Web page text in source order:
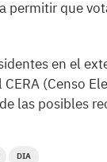
permitir que
en el
(Censo
las posibles
DIA